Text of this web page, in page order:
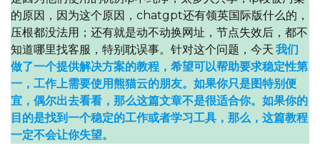
的原因，因为这个原因，chatgpt还有领英国际版什么的，
压根都没法用；还有就是动不动换网址，节点失效后，都不
知道哪里找客服，特别耽误事。针对这个问题，今天 我们
做了一个提供解决方案的教程，希望可以帮助要求稳定性第
一，工作上需要使用熊猫云的朋友。如果你只是图特别便
宜，偶尔出去看看，那么这篇文章不是很适合你。如果你的
目的是找到一个稳定的工作或者学习工具，那么，这篇教程
一定不会让你失望。